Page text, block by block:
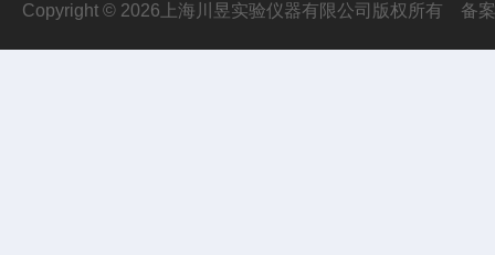
Copyright © 2026上海川昱实验仪器有限公司版权所有 备